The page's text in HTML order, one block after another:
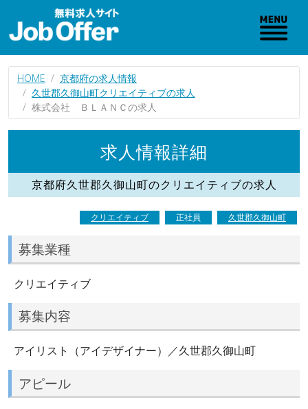
HOME
京都府の求人情報
久世郡久御山町クリエイティブの求人
株式会社 ＢＬＡＮＣの求人
求人情報詳細
京都府久世郡久御山町のクリエイティブの求人
クリエイティブ 正社員 久世郡久御山町
募集業種
クリエイティブ
募集内容
アイリスト（アイデザイナー）／久世郡久御山町
アピール